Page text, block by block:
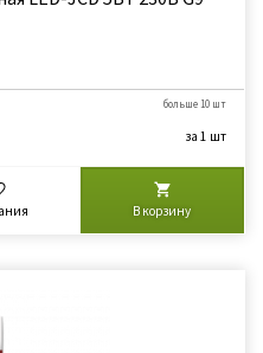
больше 10 шт
за 1 шт
В корзину